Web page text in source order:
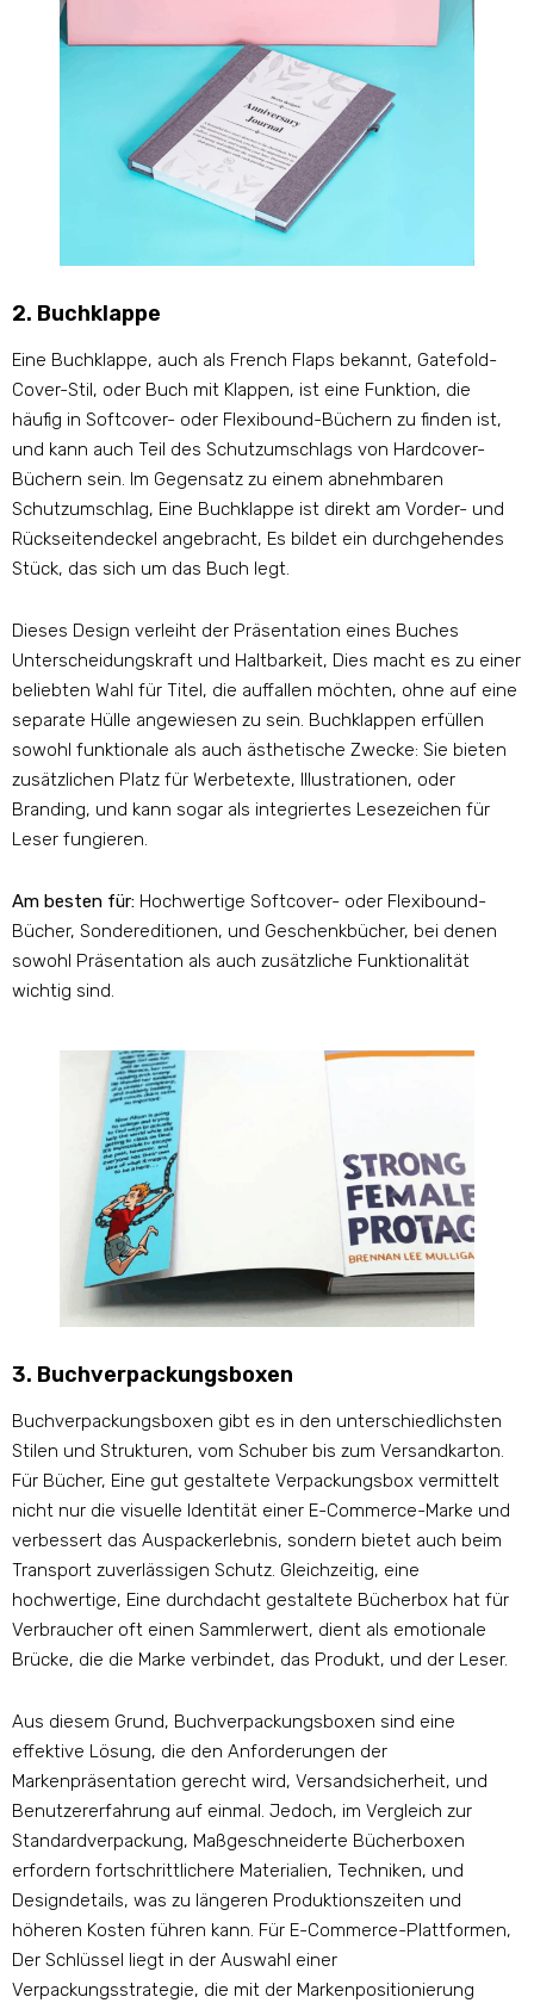
2. Buchklappe
Eine Buchklappe, auch als French Flaps bekannt, Gatefold-
Cover-Stil, oder Buch mit Klappen, ist eine Funktion, die
häufig in Softcover- oder Flexibound-Büchern zu finden ist,
und kann auch Teil des Schutzumschlags von Hardcover-
Büchern sein. Im Gegensatz zu einem abnehmbaren
Schutzumschlag, Eine Buchklappe ist direkt am Vorder- und
Rückseitendeckel angebracht, Es bildet ein durchgehendes
Stück, das sich um das Buch legt.
Dieses Design verleiht der Präsentation eines Buches
Unterscheidungskraft und Haltbarkeit, Dies macht es zu einer
beliebten Wahl für Titel, die auffallen möchten, ohne auf eine
separate Hülle angewiesen zu sein. Buchklappen erfüllen
sowohl funktionale als auch ästhetische Zwecke: Sie bieten
zusätzlichen Platz für Werbetexte, Illustrationen, oder
Branding, und kann sogar als integriertes Lesezeichen für
Leser fungieren.
Am besten für: Hochwertige Softcover- oder Flexibound-
Bücher, Sondereditionen, und Geschenkbücher, bei denen
sowohl Präsentation als auch zusätzliche Funktionalität
wichtig sind.
3. Buchverpackungsboxen
Buchverpackungsboxen gibt es in den unterschiedlichsten
Stilen und Strukturen, vom Schuber bis zum Versandkarton.
Für Bücher, Eine gut gestaltete Verpackungsbox vermittelt
nicht nur die visuelle Identität einer E-Commerce-Marke und
verbessert das Auspackerlebnis, sondern bietet auch beim
Transport zuverlässigen Schutz. Gleichzeitig, eine
hochwertige, Eine durchdacht gestaltete Bücherbox hat für
Verbraucher oft einen Sammlerwert, dient als emotionale
Brücke, die die Marke verbindet, das Produkt, und der Leser.
Aus diesem Grund, Buchverpackungsboxen sind eine
effektive Lösung, die den Anforderungen der
Markenpräsentation gerecht wird, Versandsicherheit, und
Benutzererfahrung auf einmal. Jedoch, im Vergleich zur
Standardverpackung, Maßgeschneiderte Bücherboxen
erfordern fortschrittlichere Materialien, Techniken, und
Designdetails, was zu längeren Produktionszeiten und
höheren Kosten führen kann. Für E-Commerce-Plattformen,
Der Schlüssel liegt in der Auswahl einer
Verpackungsstrategie, die mit der Markenpositionierung